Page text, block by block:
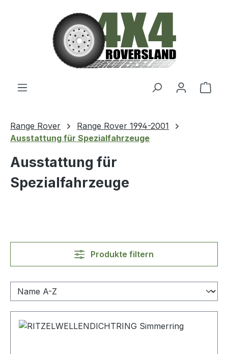
Zum Hauptinhalt springen
Range Rover
Range Rover 1994-2001
Ausstattung für Spezialfahrzeuge
Ausstattung für
Spezialfahrzeuge
Produkte filtern